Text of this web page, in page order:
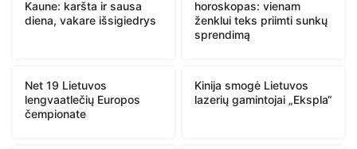
Kaune: karšta ir sausa
diena, vakare išsigiedrys
horoskopas: vienam
ženklui teks priimti sunkų
sprendimą
Net 19 Lietuvos
lengvaatlečių Europos
čempionate
Kinija smogė Lietuvos
lazerių gamintojai „Ekspla“